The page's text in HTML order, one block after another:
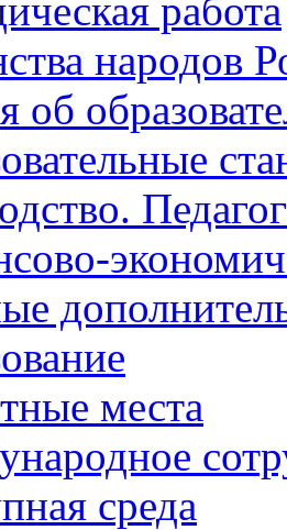
работа
народов
об
места
среда